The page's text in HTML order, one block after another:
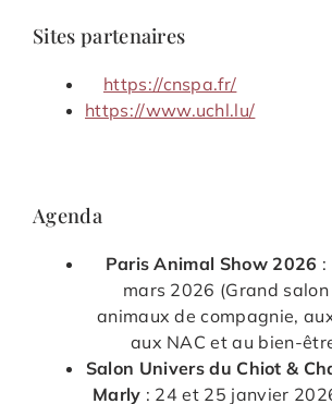
Sites partenaires
https://cnspa.fr/
https://www.uchl.lu/
Agenda
Paris Animal Show 2026 :
mars 2026 (Grand
animaux de compagnie,
aux NAC et au bien-
Salon Univers du Chiot &
Marly : 24 et 25 janvier